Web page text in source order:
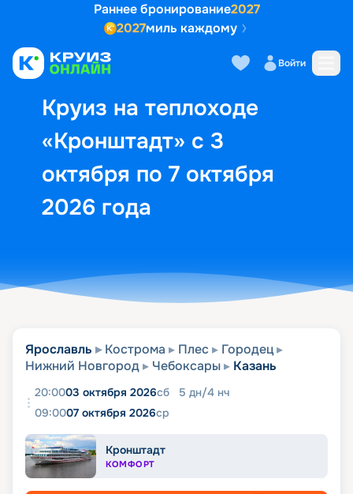
Раннее бронирование2027
2027миль каждому
Войти
Круиз на теплоходе
«Кронштадт» с 3
октября по 7 октября
2026 года
Выбор кают Маршрут и
Ярославль Кострома Плес
Городец
Нижний Новгород
Чебоксары Казань
20:0003 октября 2026сб 5 дн/4 нч
09:0007 октября 2026ср
Кронштадт
КОМФОРТ